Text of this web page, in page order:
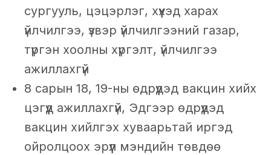
сургууль, цэцэрлэг, хүүхэд харах
үйлчилгээ, үзвэр үйлчилгээний газар,
түргэн хоолны хүргэлт, үйлчилгээ
ажиллахгүй
8 сарын 18, 19-ны өдрүүдэд вакцин хийх
цэгүүд ажиллахгүй, Эдгээр өдрүүдэд
вакцин хийлгэх хуваарьтай иргэд
ойролцоох эрүүл мэндийн төвдөө